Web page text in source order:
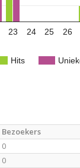
Hits
23 24 25 26
Bezoekers
0
0